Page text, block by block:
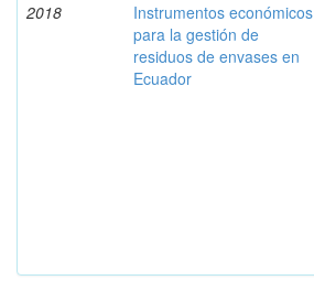
2018
Instrumentos económicos
para la gestión de
residuos de envases en
Ecuador